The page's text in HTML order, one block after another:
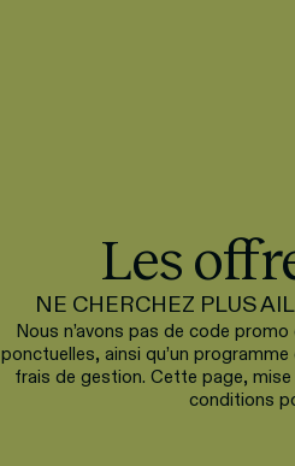
Les
NE CHERCHEZ PLUS
Nous n’avons pas de code
ponctuelles, ainsi qu’un
frais de gestion. Cette page,
conditions